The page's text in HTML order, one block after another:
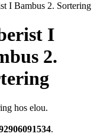
I Bambus 2. Sortering
I
2.
hos elou.
.